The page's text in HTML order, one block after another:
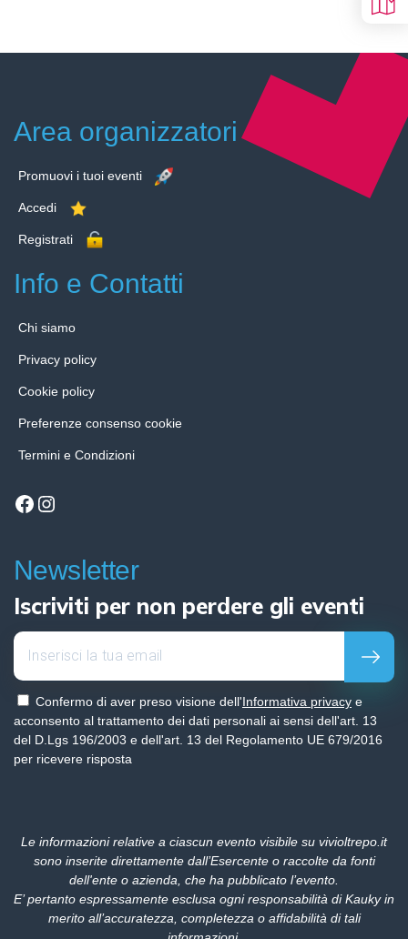
Area organizzatori
Promuovi i tuoi eventi
Accedi
Registrati
Info e Contatti
Chi siamo
Privacy policy
Cookie policy
Preferenze consenso cookie
Termini e Condizioni
Facebook
Instagram
Newsletter
Iscriviti per non perdere gli eventi
Confermo di aver preso visione dell'Informativa privacy e
acconsento al trattamento dei dati personali ai sensi dell'art. 13
del D.Lgs 196/2003 e dell'art. 13 del Regolamento UE 679/2016
per ricevere risposta
Le informazioni relative a ciascun evento visibile su vivioltrepo.it
sono inserite direttamente dall’Esercente o raccolte da fonti
dell'ente o azienda, che ha pubblicato l’evento.
E’ pertanto espressamente esclusa ogni responsabilità di Kauky in
merito all’accuratezza, completezza o affidabilità di tali